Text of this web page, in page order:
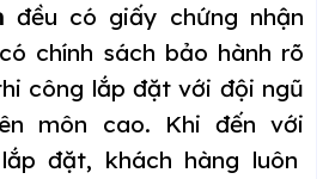
đều có giấy chứng nhận
chính sách bảo hành rõ
công lắp đặt với đội ngũ
môn cao. Khi đến với
đặt, khách hàng luôn